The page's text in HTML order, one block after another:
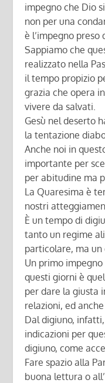
impegno che Dio
non per una
è l’impegno preso
Sappiamo che
realizzato nella
il tempo propizio
grazia che opera
vivere da salvati.
Gesù nel deserto
la tentazione
Anche noi in
importante per
per abitudine ma
La Quaresima è
nostri
È un tempo di
tanto un regime
particolare, ma un
Un primo
questi giorni è
per dare la giusta
relazioni, ed
Dal digiuno,
indicazioni per
digiuno, come
Fare spazio alla
buona lettura o